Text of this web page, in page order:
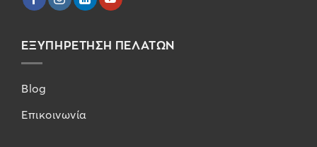
ΕΞΥΠΗΡΕΤΗΣΗ ΠΕΛΑΤΩΝ
Blog
Επικοινωνία